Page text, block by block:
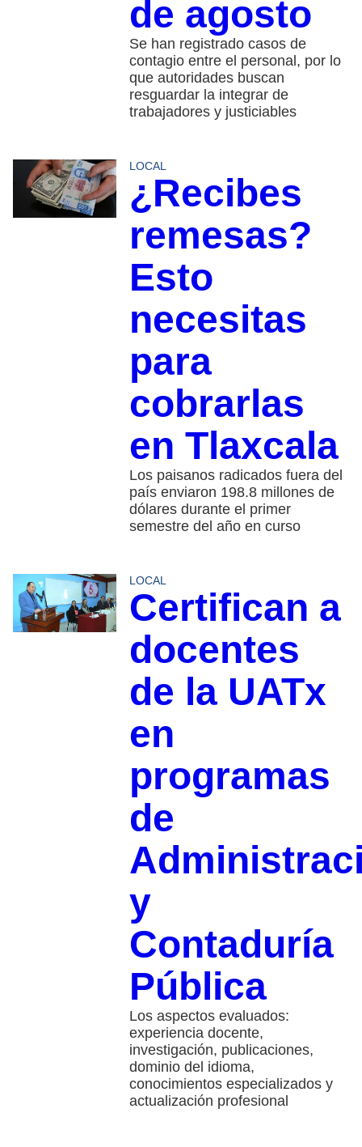
de agosto
Se han registrado casos de
contagio entre el personal, por lo
que autoridades buscan
resguardar la integrar de
trabajadores y justiciables
LOCAL
¿Recibes
remesas?
Esto
necesitas
para
cobrarlas
en Tlaxcala
Los paisanos radicados fuera del
país enviaron 198.8 millones de
dólares durante el primer
semestre del año en curso
LOCAL
Certifican a
docentes
de la UATx
en
programas
de
y
Contaduría
Pública
Los aspectos evaluados:
experiencia docente,
investigación, publicaciones,
dominio del idioma,
conocimientos especializados y
actualización profesional